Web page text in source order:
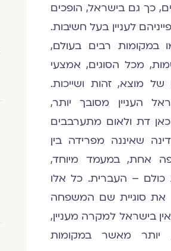
כך גם בישראל, הופכים
לעניין בעל חשיבות.
במקומות רבים בעולם,
מכל הסוגים, אמצעי
של מוצא, זהות ושייכות.
העניין מסובך יותר,
כאן דת ולאום מתערבבים
שאיננה מפרידה בין
אחת, במעמד מיוחד,
– העברית. כל אלו
את סוגיית שם המשפחה
בישראל למקרה מעניין,
יותר מאשר במקומות